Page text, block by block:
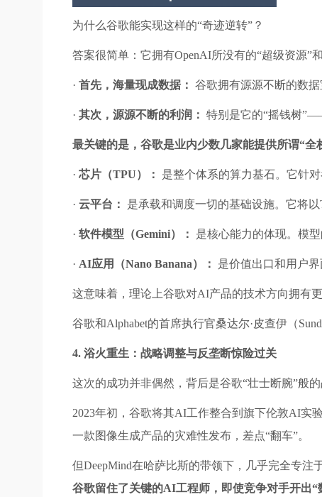
为什么谷歌能实现这样的“奇迹逆转”？
答案很简单：它拥有OpenAI所没有的“超级资源”和
· 首先，海量现成数据： 谷歌拥有源源不断的数
· 其次，源源不断的利润： 特别是它的“摇钱树
最关键的是，谷歌是业内少数几家能提供所谓“全
· 芯片（TPU）： 是整个体系的算力基石。它针
· 云平台： 是承载和调度一切的基础设施。它将
· 软件模型（Gemini）： 是核心能力的体现。模
· AI应用（Nano Banana）： 是价值出口和用户
这意味着，理论上谷歌对AI产品的技术方向拥有
谷歌和Alphabet的首席执行官桑达尔·皮查伊（
4. 浴火重生：战略调整与反垄断惊险过关
这次的成功并非偶然，背后是谷歌“壮士断腕”般的
2023年初，谷歌将其AI工作整合到旗下伦敦AI实
一款图像生成产品的灾难性发布，差点“翻车”。
但DeepMind在哈萨比斯的带领下，几乎完全专注
谷歌留住了关键的AI工程师，即使竞争对手开出“